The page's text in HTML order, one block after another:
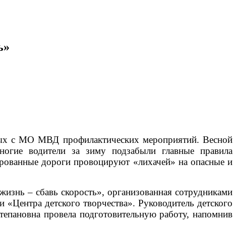
с МО МВД профилактических мероприятий. Весной
водители за зиму подзабыли главные правила
дороги провоцируют «лихачей» на опасные и
– сбавь скорость», организованная сотрудниками
детского творчества». Руководитель детского
провела подготовительную работу, напомнив